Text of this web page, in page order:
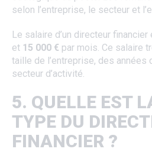
selon l’entreprise, le secteur et
Le salaire d’un directeur
et 15 000 € par mois. Ce salaire
taille de l’entreprise, des années
secteur d’activité.
5. QUELLE EST
TYPE DU
FINANCIER ?